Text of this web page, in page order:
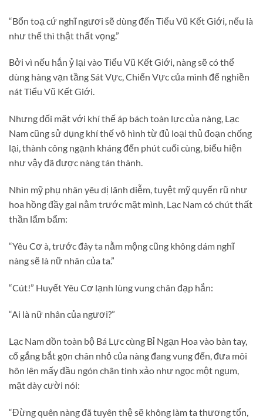
“Bổn toạ cứ nghĩ ngươi sẽ dùng đến Tiểu Vũ Kết Giới, nếu là
như thế thì thật thất vọng.”
Bởi vì nếu hắn ỷ lại vào Tiểu Vũ Kết Giới, nàng sẽ có thể
dùng hàng vạn tầng Sát Vực, Chiến Vực của mình để nghiền
nát Tiểu Vũ Kết Giới.
Nhưng đối mặt với khí thế áp bách toàn lực của nàng, Lạc
Nam cũng sử dụng khí thế vô hình từ đủ loại thủ đoạn chống
lại, thành công ngạnh kháng đến phút cuối cùng, biểu hiện
như vậy đã được nàng tán thành.
Nhìn mỹ phụ nhân yêu dị lãnh diễm, tuyệt mỹ quyến rũ như
hoa hồng đầy gai nằm trước mặt mình, Lạc Nam có chút thất
thần lẩm bẩm:
“Yêu Cơ à, trước đây ta nằm mộng cũng không dám nghĩ
nàng sẽ là nữ nhân của ta.”
“Cút!” Huyết Yêu Cơ lạnh lùng vung chân đạp hắn:
“Ai là nữ nhân của ngươi?”
Lạc Nam dồn toàn bộ Bá Lực cùng Bỉ Ngạn Hoa vào bàn tay,
cố gắng bắt gọn chân nhỏ của nàng đang vung đến, đưa môi
hôn lên mấy đầu ngón chân tinh xảo như ngọc một ngụm,
mặt dày cười nói:
“Đừng quên nàng đã tuyên thệ sẽ không làm ta thương tổn,